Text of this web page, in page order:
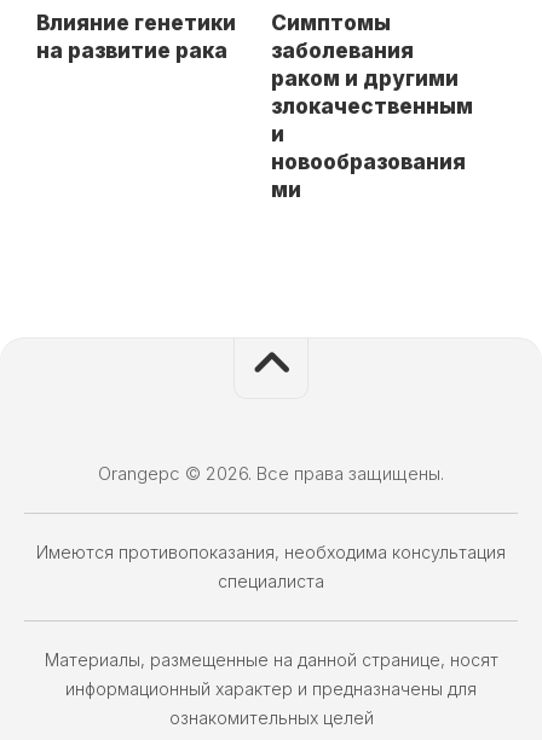
Влияние генетики
на развитие рака
Симптомы
заболевания
раком и другими
злокачественным
и
новообразования
ми
Orangepc © 2026. Все права защищены.
Имеются противопоказания, необходима консультация
специалиста
Материалы, размещенные на данной странице, носят
информационный характер и предназначены для
ознакомительных целей